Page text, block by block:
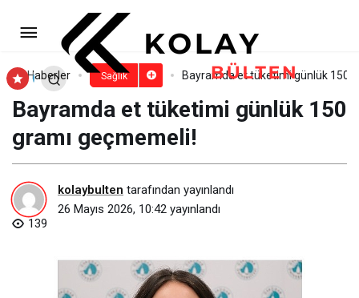
Haberler Sağlık Bayramda et tüketimi günlük 150
Bayramda et tüketimi günlük 150
gramı geçmemeli!
kolaybulten tarafından yayınlandı
26 Mayıs 2026, 10:42 yayınlandı
139
“Onu Yemeden Doymuyorum”
Diyenler!Yorum Yap Paylaş